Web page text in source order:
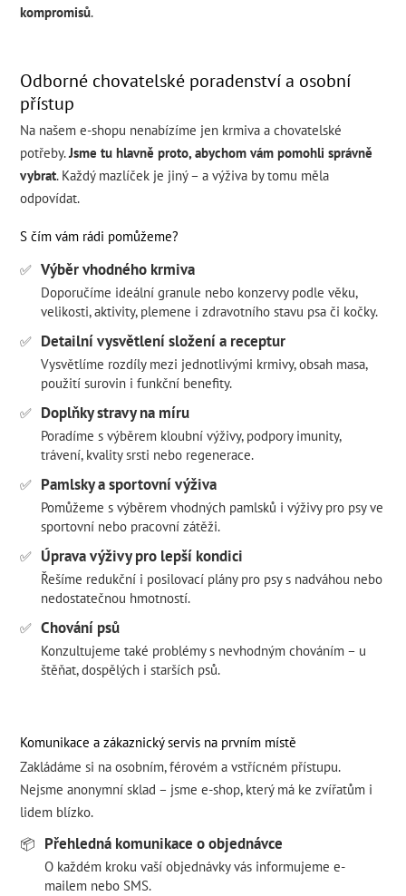
kompromisů.
Odborné chovatelské poradenství a osobní
přístup
Na našem e-shopu nenabízíme jen krmiva a chovatelské
potřeby.Jsme tu hlavně proto, abychom vám pomohli správně
vybrat. Každý mazlíček je jiný – a výživa by tomu měla
odpovídat.
S čím vám rádi pomůžeme?
✅ Výběr vhodného krmiva
Doporučíme ideální granule nebo konzervy podle věku,
velikosti, aktivity, plemene i zdravotního stavu psa či kočky.
✅ Detailní vysvětlení složení a receptur
Vysvětlíme rozdíly mezi jednotlivými krmivy, obsah masa,
použití surovin i funkční benefity.
✅ Doplňky stravy na míru
Poradíme s výběrem kloubní výživy, podpory imunity,
trávení, kvality srsti nebo regenerace.
✅ Pamlsky a sportovní výživa
Pomůžeme s výběrem vhodných pamlsků i výživy pro psy ve
sportovní nebo pracovní zátěži.
✅ Úprava výživy pro lepší kondici
Řešíme redukční i posilovací plány pro psy s nadváhou nebo
nedostatečnou hmotností.
✅ Chování psů
Konzultujeme také problémy s nevhodným chováním – u
štěňat, dospělých i starších psů.
Komunikace a zákaznický servis na prvním místě
Zakládáme si na osobním, férovém a vstřícném přístupu.
Nejsme anonymní sklad – jsme e-shop, který má ke zvířatům i
lidem blízko.
📦
Přehledná komunikace o objednávce
O každém kroku vaší objednávky vás informujeme e-
mailem nebo SMS.